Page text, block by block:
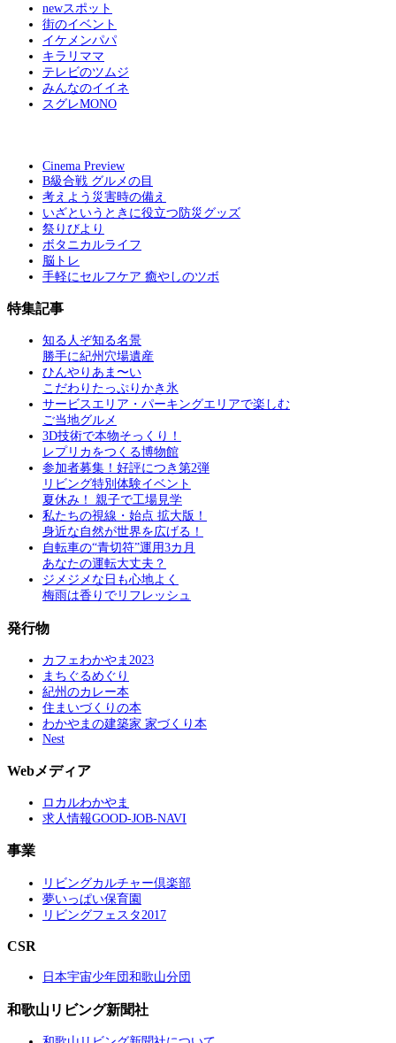
newスポット
街のイベント
イケメンパパ
キラリママ
テレビのツムジ
みんなのイイネ
スグレMONO
Cinema Preview
B級合戦 グルメの目
考えよう災害時の備え
いざというときに役立つ防災グッズ
祭りびより
ボタニカルライフ
脳トレ
手軽にセルフケア 癒やしのツボ
特集記事
知る人ぞ知る名景
勝手に紀州穴場遺産
ひんやりあま〜い
こだわりたっぷりかき氷
サービスエリア・パーキングエリアで楽しむ
ご当地グルメ
3D技術で本物そっくり！
レプリカをつくる博物館
参加者募集！好評につき第2弾
リビング特別体験イベント
夏休み！ 親子で工場見学
私たちの視線・始点 拡大版！
身近な自然が世界を広げる！
自転車の“青切符”運用3カ月
あなたの運転大丈夫？
ジメジメな日も心地よく
梅雨は香りでリフレッシュ
発行物
カフェわかやま2023
まちぐるめぐり
紀州のカレー本
住まいづくりの本
わかやまの建築家 家づくり本
Nest
Webメディア
ロカルわかやま
求人情報GOOD-JOB-NAVI
事業
リビングカルチャー倶楽部
夢いっぱい保育園
リビングフェスタ2017
CSR
日本宇宙少年団和歌山分団
和歌山リビング新聞社